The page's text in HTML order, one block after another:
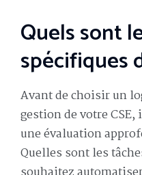
Quels sont
spécifiques
Avant de choisir un
gestion de votre
une évaluation
Quelles sont les